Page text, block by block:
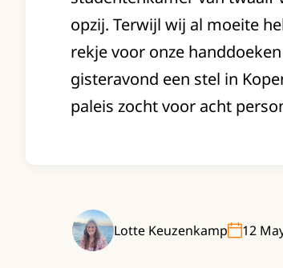
opzij. Terwijl wij al moeite
rekje voor onze
gisteravond een stel in
paleis zocht voor acht
Lotte Keuzenkamp 12